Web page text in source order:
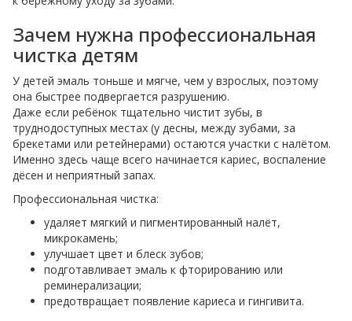
Зачем нужна профессиональная
чистка детям
У детей эмаль тоньше и мягче, чем у взрослых, поэтому
она быстрее подвергается разрушению.
Даже если ребёнок тщательно чистит зубы, в
труднодоступных местах (у десны, между зубами, за
брекетами или ретейнерами) остаются участки с налётом.
Именно здесь чаще всего начинается кариес, воспаление
дёсен и неприятный запах.
Профессиональная чистка:
удаляет мягкий и пигментированный налёт,
микрокамень;
улучшает цвет и блеск зубов;
подготавливает эмаль к фторированию или
реминерализации;
предотвращает появление кариеса и гингивита.